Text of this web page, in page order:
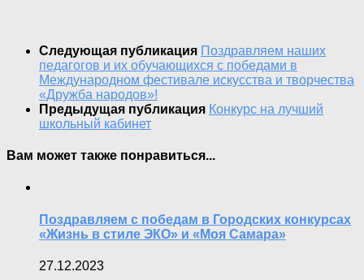
Следующая публикация Поздравляем наших
педагогов и их обучающихся с победами в
Международном фестивале искусства и творчества
«Дружба народов»!
Предыдущая публикация Конкурс на лучший
школьный кабинет
Вам может также понравиться...
Поздравляем с победам в Городских конкурсах
«Жизнь в стиле ЭКО» и «Моя Самара»
27.12.2023